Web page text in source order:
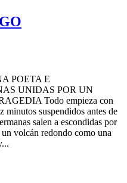
POETA E
UNIDAS POR UN
Todo empieza con
minutos suspendidos antes de
salen a escondidas por
volcán redondo como una